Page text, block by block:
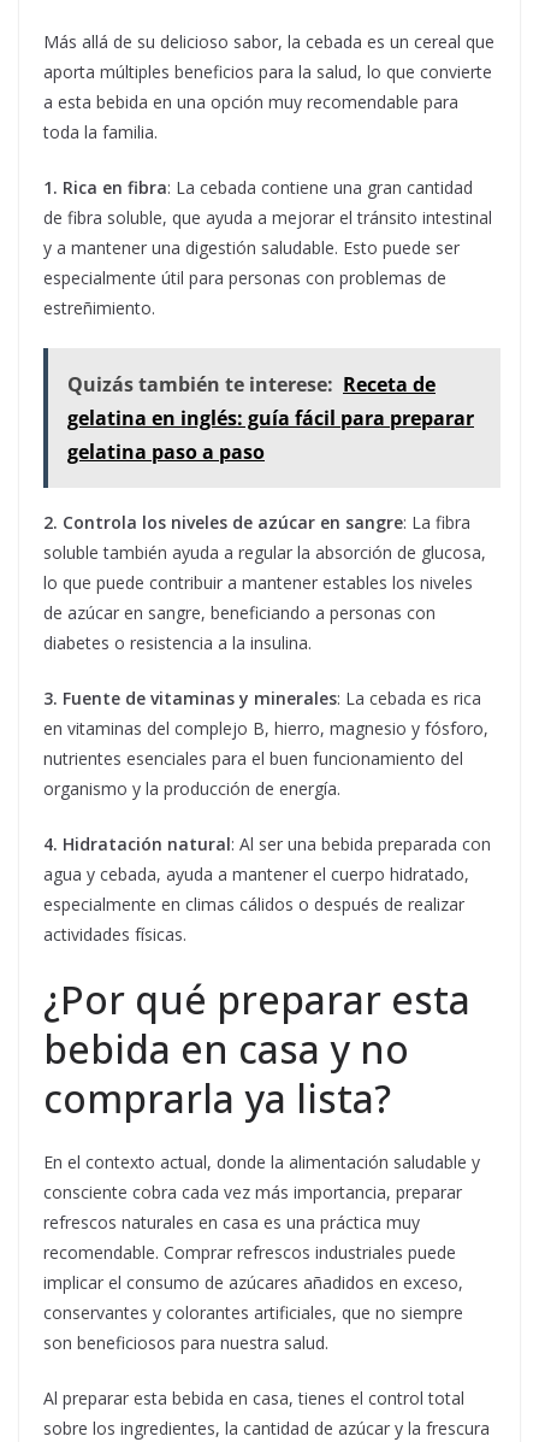
Más allá de su delicioso sabor, la cebada es un cereal que
aporta múltiples beneficios para la salud, lo que convierte
a esta bebida en una opción muy recomendable para
toda la familia.
1. Rica en fibra: La cebada contiene una gran cantidad
de fibra soluble, que ayuda a mejorar el tránsito intestinal
y a mantener una digestión saludable. Esto puede ser
especialmente útil para personas con problemas de
estreñimiento.
Quizás también te interese: Receta de
gelatina en inglés: guía fácil para preparar
gelatina paso a paso
2. Controla los niveles de azúcar en sangre: La fibra
soluble también ayuda a regular la absorción de glucosa,
lo que puede contribuir a mantener estables los niveles
de azúcar en sangre, beneficiando a personas con
diabetes o resistencia a la insulina.
3. Fuente de vitaminas y minerales: La cebada es rica
en vitaminas del complejo B, hierro, magnesio y fósforo,
nutrientes esenciales para el buen funcionamiento del
organismo y la producción de energía.
4. Hidratación natural: Al ser una bebida preparada con
agua y cebada, ayuda a mantener el cuerpo hidratado,
especialmente en climas cálidos o después de realizar
actividades físicas.
¿Por qué preparar esta
bebida en casa y no
comprarla ya lista?
En el contexto actual, donde la alimentación saludable y
consciente cobra cada vez más importancia, preparar
refrescos naturales en casa es una práctica muy
recomendable. Comprar refrescos industriales puede
implicar el consumo de azúcares añadidos en exceso,
conservantes y colorantes artificiales, que no siempre
son beneficiosos para nuestra salud.
Al preparar esta bebida en casa, tienes el control total
sobre los ingredientes, la cantidad de azúcar y la frescura